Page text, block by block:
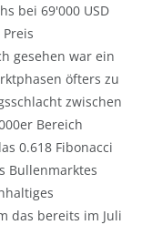
bei 69'000 USD
gesehen war ein
öfters zu
zwischen
Bereich
0.618 Fibonacci
Bullenmarktes
das bereits im Juli